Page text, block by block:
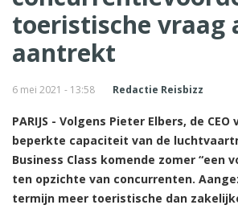
toeristische vraag
aantrekt
6 mei 2021 - 13:58 Redactie Reisbizz
PARIJS - Volgens Pieter Elbers, de CEO
beperkte capaciteit van de
Business Class komende zomer “een
ten opzichte van concurrenten.
termijn meer toeristische dan